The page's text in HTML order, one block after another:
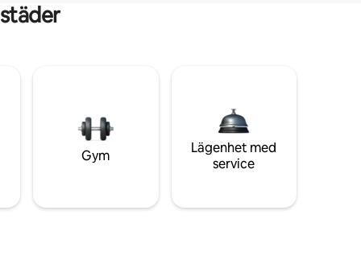
Gym
Lägenhet med
service